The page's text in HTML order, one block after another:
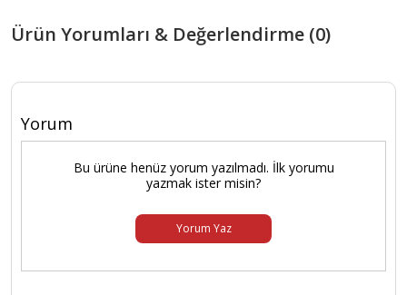
Ürün Yorumları & Değerlendirme (0)
Yorum
Bu ürüne henüz yorum yazılmadı. İlk yorumu
yazmak ister misin?
Yorum Yaz